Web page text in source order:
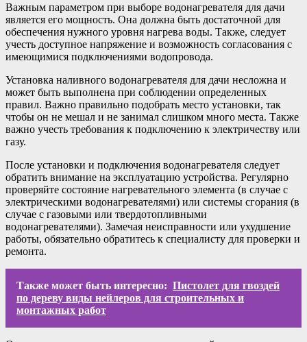
Важным параметром при выборе водонагревателя для дачи
является его мощность. Она должна быть достаточной для
обеспечения нужного уровня нагрева воды. Также, следует
учесть доступное напряжение и возможность согласования с
имеющимися подключениями водопровода.
Установка наливного водонагревателя для дачи несложна и
может быть выполнена при соблюдении определенных
правил. Важно правильно подобрать место установки, так
чтобы он не мешал и не занимал слишком много места. Также
важно учесть требования к подключению к электричеству или
газу.
После установки и подключения водонагревателя следует
обратить внимание на эксплуатацию устройства. Регулярно
проверяйте состояние нагревательного элемента (в случае с
электрическими водонагревателями) или системы сгорания (в
случае с газовыми или твердотопливными
водонагревателями). Замечая неисправности или ухудшение
работы, обязательно обратитесь к специалисту для проверки и
ремонта.
Также может быть интересно: Пистолет для гвоздей
по дереву виды нейлеров для строительных и
монтажных работ